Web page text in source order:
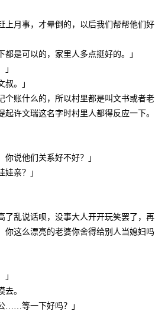
月事，才晕倒的，以后我们帮帮他们好
是可以的，家里人多点挺好的。」
。」
账什么的，所以村里都是叫文书或者老
许文瑞这名字时村里人都得反应一下。
说他们关系好不好？」
亲？」
乱说话呗，没事大人开开玩笑罢了，再
你这么漂亮的老婆你舍得给别人当媳妇吗
。
等一下好吗？」